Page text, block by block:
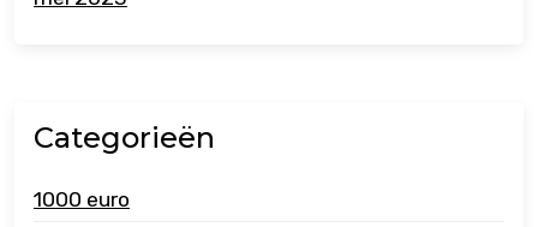
Categorieën
1000 euro